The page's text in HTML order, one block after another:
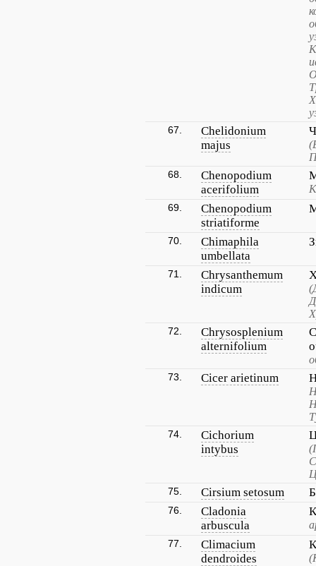
67.
Chelidonium
majus
68.
Chenopodium
acerifolium
69.
Chenopodium
striatiforme
70.
Chimaphila
umbellata
71.
Chrysanthemum
indicum
72.
Chrysosplenium
alternifolium
73. Cicer arietinum
74.
Cichorium
intybus
75. Cirsium setosum
76.
Cladonia
arbuscula
77.
Climacium
dendroides